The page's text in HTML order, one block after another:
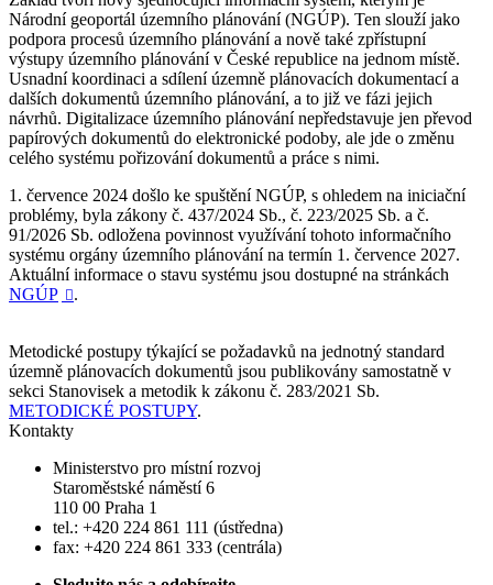
Národní geoportál územního plánování (NGÚP). Ten slouží jako
podpora procesů územního plánování a nově také zpřístupní
výstupy územního plánování v České republice na jednom místě.
Usnadní koordinaci a sdílení územně plánovacích dokumentací a
dalších dokumentů územního plánování, a to již ve fázi jejich
návrhů. Digitalizace územního plánování nepředstavuje jen převod
papírových dokumentů do elektronické podoby, ale jde o změnu
celého systému pořizování dokumentů a práce s nimi.
1. července 2024 došlo ke spuštění NGÚP, s ohledem na iniciační
problémy, byla zákony č. 437/2024 Sb., č. 223/2025 Sb. a č.
91/2026 Sb. odložena povinnost využívání tohoto informačního
systému orgány územního plánování na termín 1. července 2027.
Aktuální informace o stavu systému jsou dostupné na stránkách
NGÚP .
Metodické postupy týkající se požadavků na jednotný standard
územně plánovacích dokumentů jsou publikovány samostatně v
sekci Stanovisek a metodik k zákonu č. 283/2021 Sb.
METODICKÉ POSTUPY.
Kontakty
Ministerstvo pro místní rozvoj
Staroměstské náměstí 6
110 00 Praha 1
tel.: +420 224 861 111 (ústředna)
fax: +420 224 861 333 (centrála)